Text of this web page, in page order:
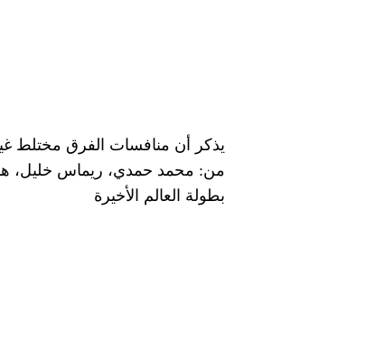
من: محمد حمدي، ريماس خليل،
بطولة العالم الأخيرة